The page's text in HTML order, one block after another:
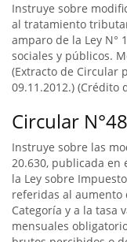
Instruye sobre
al tratamiento
amparo de la Ley N°
sociales y públicos.
(Extracto de Circular
09.11.2012.) (Crédito
Circular
Instruye sobre las
20.630, publicada en
la Ley sobre
referidas al aumento
Categoría y a la tasa
mensuales